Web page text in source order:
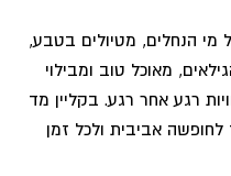
מי הנחלים, מטיולים בטבע,
מאוכל טוב ומבילוי
רגע אחר רגע. בקליין מד
לחופשה אביבית ולכל זמן